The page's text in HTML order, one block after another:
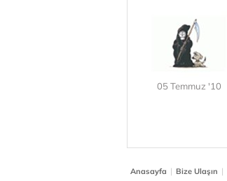
05 Temmuz '10
Anasayfa | Bize Ulaşın |